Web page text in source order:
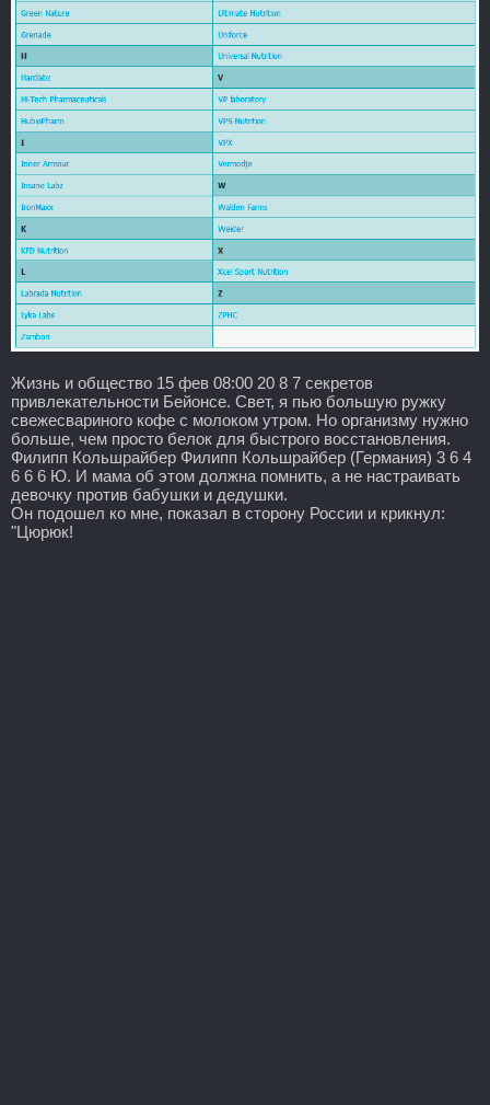
Жизнь и общество 15 фев 08:00 20 8 7 секретов
привлекательности Бейонсе. Свет, я пью большую ружку
свежесвариного кофе с молоком утром. Но организму нужно
больше, чем просто белок для быстрого восстановления.
Филипп Кольшрайбер Филипп Кольшрайбер (Германия) 3 6 4
6 6 6 Ю. И мама об этом должна помнить, а не настраивать
девочку против бабушки и дедушки.
Он подошел ко мне, показал в сторону России и крикнул:
"Цюрюк!